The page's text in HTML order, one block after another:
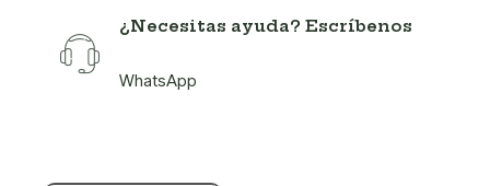
¿Necesitas ayuda? Escríbenos
WhatsApp